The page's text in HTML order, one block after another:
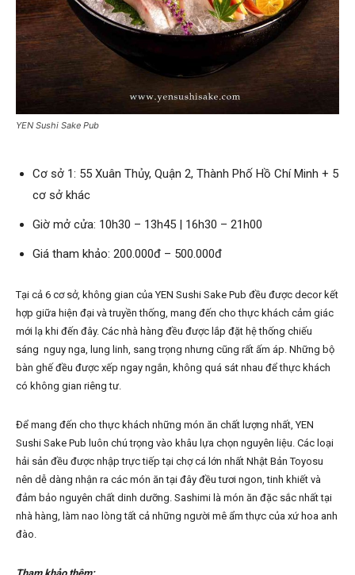
YEN Sushi Sake Pub
Cơ sở 1: 55 Xuân Thủy, Quận 2, Thành Phố Hồ Chí Minh + 5
cơ sở khác
Giờ mở cửa: 10h30 – 13h45 | 16h30 – 21h00
Giá tham khảo: 200.000đ – 500.000đ
Tại cả 6 cơ sở, không gian của YEN Sushi Sake Pub đều được decor kết
hợp giữa hiện đại và truyền thống, mang đến cho thực khách cảm giác
mới lạ khi đến đây. Các nhà hàng đều được lắp đặt hệ thống chiếu
sáng nguy nga, lung linh, sang trọng nhưng cũng rất ấm áp. Những bộ
bàn ghế đều được xếp ngay ngắn, không quá sát nhau để thực khách
có không gian riêng tư.
Để mang đến cho thực khách những món ăn chất lượng nhất, YEN
Sushi Sake Pub luôn chú trọng vào khâu lựa chọn nguyên liệu. Các loại
hải sản đều được nhập trực tiếp tại chợ cá lớn nhất Nhật Bản Toyosu
nên dễ dàng nhận ra các món ăn tại đây đều tươi ngon, tinh khiết và
đảm bảo nguyên chất dinh dưỡng. Sashimi là món ăn đặc sắc nhất tại
nhà hàng, làm nao lòng tất cả những người mê ẩm thực của xứ hoa anh
đào.